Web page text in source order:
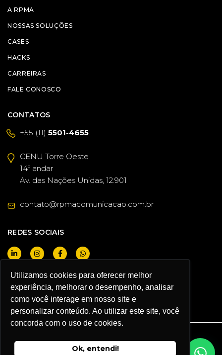
Utilizamos cookies para oferecer melhor
experiência, melhorar o desempenho, analisar
como você interage em nosso site e
personalizar conteúdo. Ao utilizar este site, você
concorda com o uso de cookies.
Ok, entendi!
A RPMA
NOSSAS SOLUÇÕES
CASES
HACKS
CARREIRAS
FALE CONOSCO
CONTATOS
+55 (11) 5501-4655
CENU Torre Oeste
14º andar
Av. das Nações Unidas, 12.901
contato@rpmacomunicacao.com.br
REDES SOCIAIS
QUERO SER CLIENTE
RPMA COMUNICACAO ® 2026